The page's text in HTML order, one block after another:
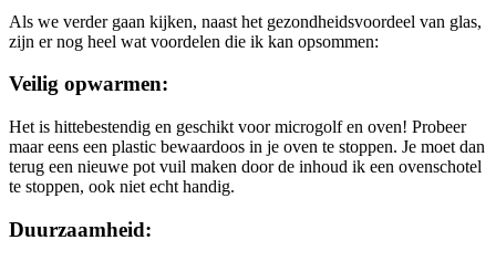
Als we verder gaan kijken, naast het gezondheidsvoordeel van glas,
zijn er nog heel wat voordelen die ik kan opsommen:
Veilig opwarmen:
Het is hittebestendig en geschikt voor microgolf en oven! Probeer
maar eens een plastic bewaardoos in je oven te stoppen. Je moet dan
terug een nieuwe pot vuil maken door de inhoud ik een ovenschotel
te stoppen, ook niet echt handig.
Duurzaamheid: